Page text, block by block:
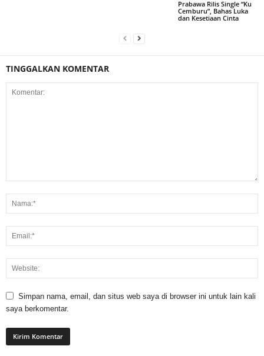
Prabawa Rilis Single “Ku
Cemburu”, Bahas Luka
dan Kesetiaan Cinta
TINGGALKAN KOMENTAR
Simpan nama, email, dan situs web saya di browser ini untuk lain kali
saya berkomentar.